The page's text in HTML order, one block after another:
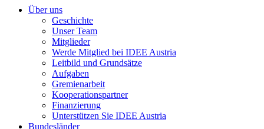
Über uns
Geschichte
Unser Team
Mitglieder
Werde Mitglied bei IDEE Austria
Leitbild und Grundsätze
Aufgaben
Gremienarbeit
Kooperationspartner
Finanzierung
Unterstützen Sie IDEE Austria
Bundesländer